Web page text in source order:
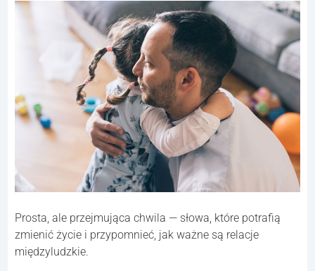
Prosta, ale przejmująca chwila — słowa, które potrafią
zmienić życie i przypomnieć, jak ważne są relacje
międzyludzkie.